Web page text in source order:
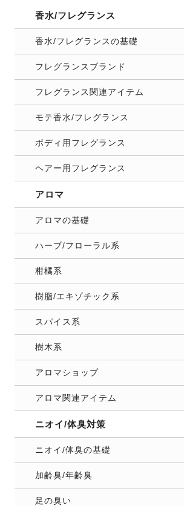
香水/フレグランス
香水/フレグランスの基礎
フレグランスブランド
フレグランス関連アイテム
モテ香水/フレグランス
ボディ用フレグランス
ヘアー用フレグランス
アロマ
アロマの基礎
ハーブ/フローラル系
柑橘系
樹脂/エキゾチック系
スパイス系
樹木系
アロマショップ
アロマ関連アイテム
ニオイ/体臭対策
ニオイ/体臭の基礎
加齢臭/年齢臭
足の臭い